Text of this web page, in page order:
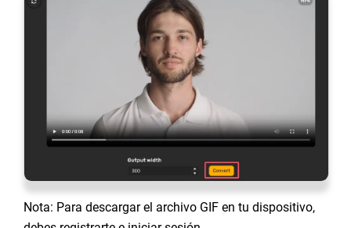
Nota: Para descargar el archivo GIF en tu dispositivo,